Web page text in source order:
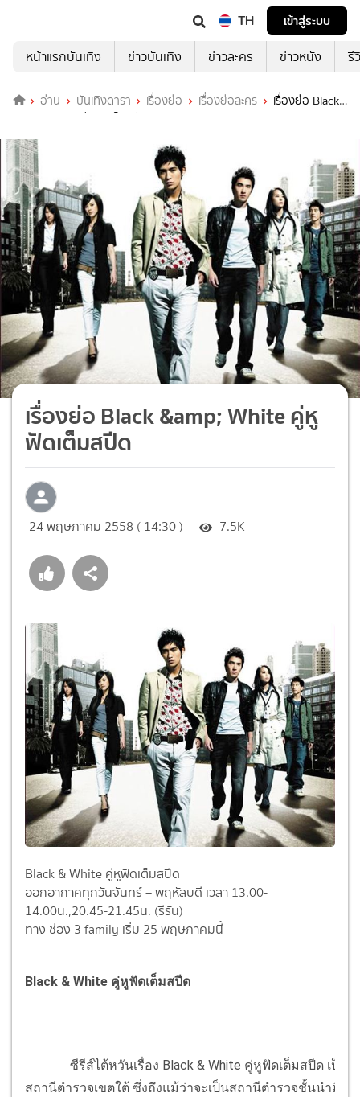
TH
เข้าสู่ระบบ
หน้าแรกบันเทิง
ข่าวบันเทิง ข่าวละคร ข่าวหนัง รี
อ่าน บันเทิงดารา เรื่องย่อ เรื่องย่อละคร
เรื่องย่อ Black
&amp; White คู่หูฟัดเต็มสปีด
เรื่องย่อ Black &amp; White คู่หู
ฟัดเต็มสปีด
24 พฤษภาคม 2558 ( 14:30 ) 7.5K
Black & White คู่หูฟัดเต็มสปีด
ออกอากาศทุกวันจันทร์ – พฤหัสบดี เวลา 13.00-
14.00น.,20.45-21.45น. (รีรัน)
ทาง ช่อง 3 family เริ่ม 25 พฤษภาคมนี้
Black & White คู่หูฟัดเต็มสปีด
ซีรีส์ไต้หวันเรื่อง Black & White คู่หูฟัดเต็มสปีด เป็นเรื่
สถานีตำรวจเขตใต้ ซึ่งถึงแม้ว่าจะเป็นสถานีตำรวจชั้นนำมีทุ